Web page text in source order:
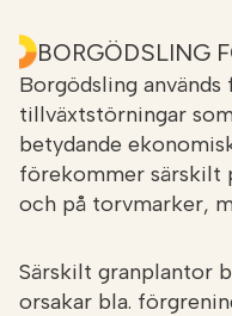
BORGÖDSLING
Borgödsling
tillväxtstörningar
betydande
förekommer särskilt
och på torvmarker,
Särskilt granplantor
orsakar bla.